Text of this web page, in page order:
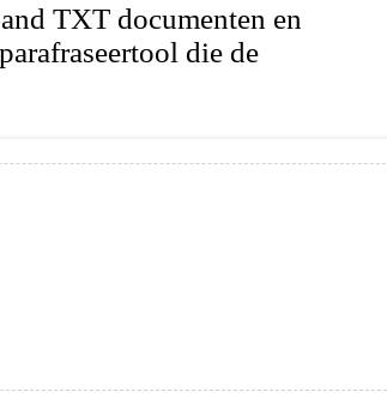
TXT documenten en
die de